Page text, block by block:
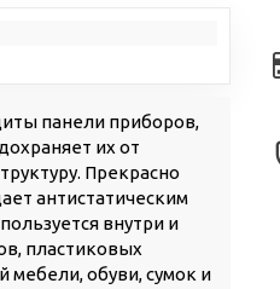
панели приборов,
их от
Прекрасно
антистатическим
внутри и
пластиковых
мебели, обуви, сумок и